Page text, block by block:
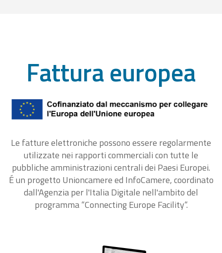
Fattura europea
Le fatture elettroniche possono essere regolarmente
utilizzate nei rapporti commerciali con tutte le
pubbliche amministrazioni centrali dei Paesi Europei.
É un progetto Unioncamere ed InfoCamere, coordinato
dall'Agenzia per l'Italia Digitale nell'ambito del
programma “Connecting Europe Facility“.